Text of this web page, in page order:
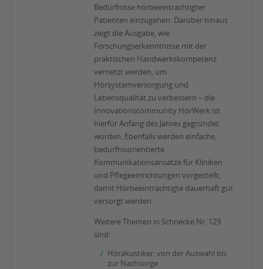
Bedürfnisse hörbeeinträchtigter
Patienten einzugehen. Darüber hinaus
zeigt die Ausgabe, wie
Forschungserkenntnisse mit der
praktischen Handwerkskompetenz
vernetzt werden, um
Hörsystemversorgung und
Lebensqualität zu verbessern – die
Innovationscommunity HörWerk ist
hierfür Anfang des Jahres gegründet
worden. Ebenfalls werden einfache,
bedürfnisorientierte
Kommunikationsansätze für Kliniken
und Pflegeeinrichtungen vorgestellt,
damit Hörbeeinträchtigte dauerhaft gut
versorgt werden.
Weitere Themen in Schnecke Nr. 129
sind:
Hörakustiker: von der Auswahl bis
zur Nachsorge